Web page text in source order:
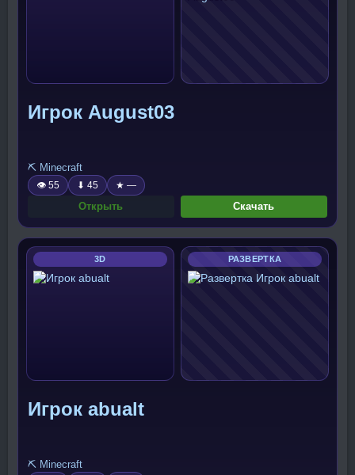
Игрок August03
⛏️ Minecraft
👁 55 ⬇ 45 ★ —
Открыть Скачать
3D РАЗВЕРТКА
Игрок abualt
⛏️ Minecraft